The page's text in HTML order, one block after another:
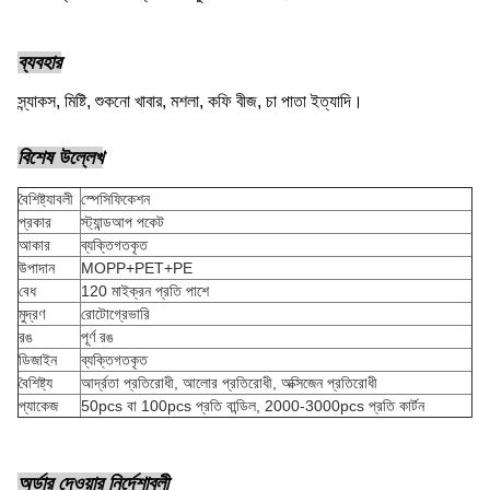
ব্যবহার
স্ন্যাকস, মিষ্টি, শুকনো খাবার, মশলা, কফি বীজ, চা পাতা ইত্যাদি।
বিশেষ উল্লেখ
বৈশিষ্ট্যাবলী স্পেসিফিকেশন
প্রকার
স্ট্যান্ডআপ পকেট
আকার
ব্যক্তিগতকৃত
উপাদান
MOPP+PET+PE
বেধ
120 মাইক্রন প্রতি পাশে
মুদ্রণ
রোটোগ্রেভারি
রঙ
পূর্ণ রঙ
ডিজাইন
ব্যক্তিগতকৃত
বৈশিষ্ট্য
আর্দ্রতা প্রতিরোধী, আলোর প্রতিরোধী, অক্সিজেন প্রতিরোধী
প্যাকেজ
50pcs বা 100pcs প্রতি বান্ডিল, 2000-3000pcs প্রতি কার্টন
অর্ডার দেওয়ার নির্দেশাবলী